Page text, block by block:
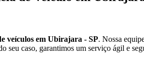
veículos em Ubirajara - SP. Nossa
seu caso, garantimos um serviço ágil e